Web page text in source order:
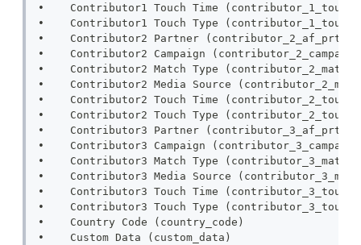
•    Contributor1 Touch Time
•    Contributor1 Touch Type
•    Contributor2 Partner (contributor_2_af_prt)
•    Contributor2 Campaign
•    Contributor2 Match Type
•    Contributor2 Media Source
•    Contributor2 Touch Time
•    Contributor2 Touch Type
•    Contributor3 Partner (contributor_3_af_prt)
•    Contributor3 Campaign
•    Contributor3 Match Type
•    Contributor3 Media Source
•    Contributor3 Touch Time
•    Contributor3 Touch Type
•    Country Code (country_code)
•    Custom Data (custom_data)